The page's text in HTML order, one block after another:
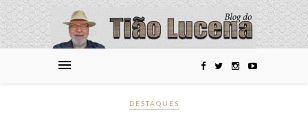
DESTAQUES